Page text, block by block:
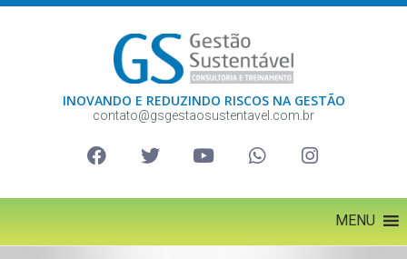
INOVANDO E REDUZINDO RISCOS NA GESTÃO
contato@gsgestaosustentavel.com.br
MENU